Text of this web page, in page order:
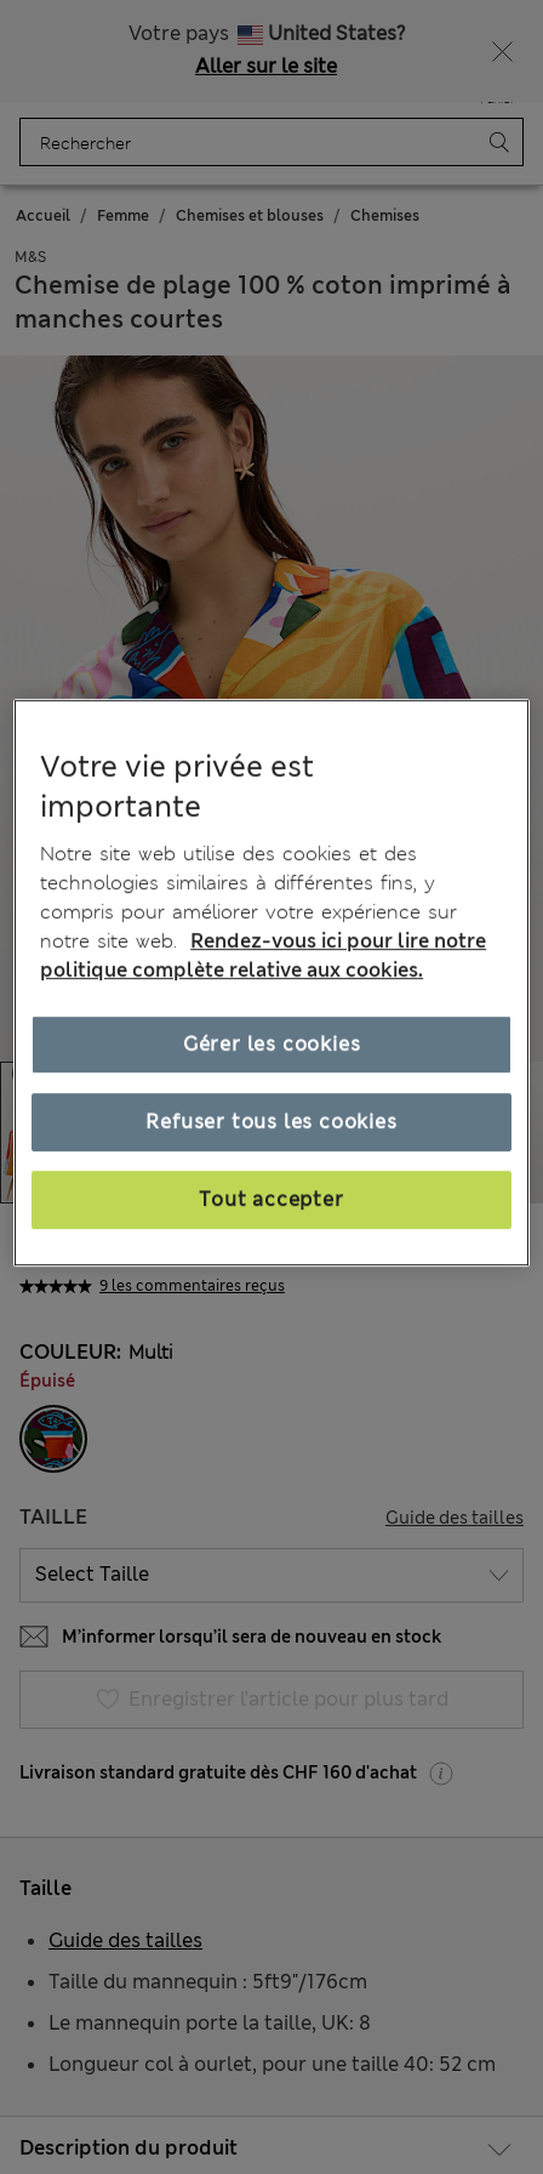
Votre pays
United States?
Aller sur le site
Panier
Accueil Femme Chemises et blouses Chemises
M&S
Chemise de plage 100 % coton imprimé à
manches courtes
9 les commentaires reçus
CHF49.90
COULEUR: Multi
Épuisé
TAILLE Guide des tailles
M’informer lorsqu’il sera de nouveau en stock
Enregistrer l’article pour plus tard
Livraison standard gratuite dès CHF 160 d'achat
Description du produit
Taille
Taille du mannequin : 5ft9"/176cm
Le mannequin porte la taille, UK: 8
Longueur col à ourlet, pour une taille 40: 52 cm
Guide des tailles
Votre vie privée est
importante
Notre site web utilise des cookies et des
technologies similaires à différentes fins, y
compris pour améliorer votre expérience sur
notre site web.
Rendez-vous ici pour lire notre
politique complète relative aux cookies.
Refuser tous les cookies
Tout accepter
Gérer les cookies